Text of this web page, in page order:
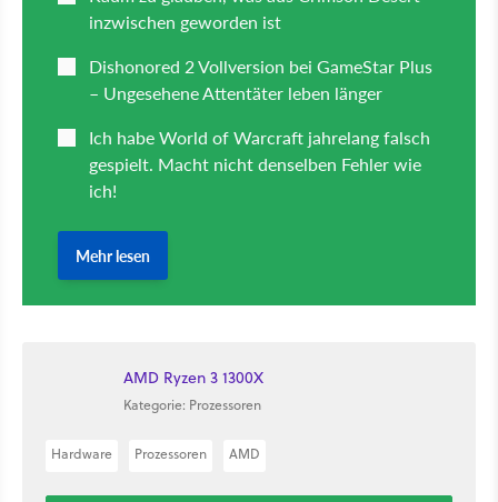
AMD Ryzen 3 1300X
Kategorie: Prozessoren
Hardware Prozessoren AMD